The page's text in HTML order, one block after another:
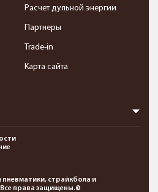
Расчет дульной энергии
Партнеры
Trade-in
Карта сайта
пневматики, страйкбола и
права защищены.©